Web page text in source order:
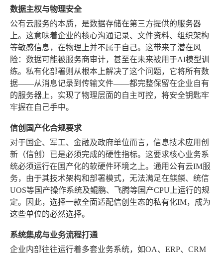
数据主权与物理安全
公有云服务的本质，是数据存储在第三方提供的服务器
上。这意味着企业的核心沟通记录、文件资料、组织架构
等敏感信息，在物理上并不属于自己。这带来了潜在风
险：数据可能被服务商审计，甚至在未来被用于AI模型训
练。私有化部署则从根本上解决了这个问题，它将所有数
据——从消息记录到传输文件——都完整保留在企业自有
的服务器上，实现了物理层面的自主可控，将安全钥匙牢
牢握在自己手中。
信创国产化合规要求
对于国企、军工、金融及政府单位而言，信息技术应用创
新（信创）已是必须完成的硬性指标。这要求核心业务系
统必须运行在国产化的软硬件环境之上。通用公有云IM服
务，由于其技术架构和部署模式，无法满足在麒麟、统信
UOS等国产操作系统及鲲鹏、飞腾等国产CPU上运行的规
定。因此，选择一款全面适配信创生态的私有化IM，成为
这些单位的必然选择。
系统集成与业务流程打通
企业内部往往运行着多套业务系统，如OA、ERP、CRM